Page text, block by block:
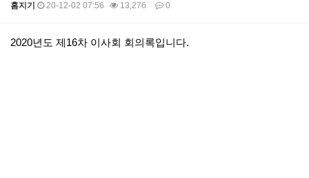
홈지기 20-12-02 07:56 13,276 0
본문
2020년도 제16차 이사회 회의록입니다.